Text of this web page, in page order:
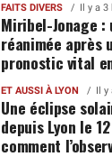
FAITS DIVERS Il y a 3
Miribel-Jonage
réanimée après
pronostic vital
ET AUSSI À LYON Il y
Une éclipse
depuis Lyon le
comment